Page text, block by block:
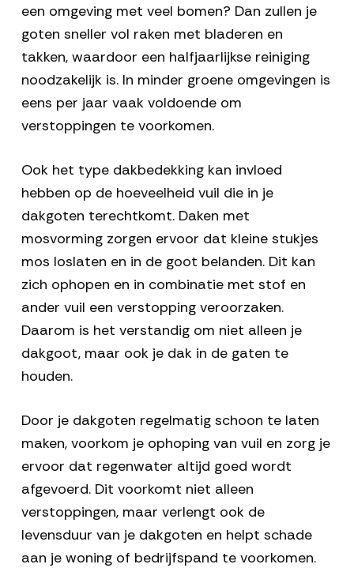
een omgeving met veel bomen? Dan zullen je
goten sneller vol raken met bladeren en
takken, waardoor een halfjaarlijkse reiniging
noodzakelijk is. In minder groene omgevingen is
eens per jaar vaak voldoende om
verstoppingen te voorkomen.
Ook het type dakbedekking kan invloed
hebben op de hoeveelheid vuil die in je
dakgoten terechtkomt. Daken met
mosvorming zorgen ervoor dat kleine stukjes
mos loslaten en in de goot belanden. Dit kan
zich ophopen en in combinatie met stof en
ander vuil een verstopping veroorzaken.
Daarom is het verstandig om niet alleen je
dakgoot, maar ook je dak in de gaten te
houden.
Door je dakgoten regelmatig schoon te laten
maken, voorkom je ophoping van vuil en zorg je
ervoor dat regenwater altijd goed wordt
afgevoerd. Dit voorkomt niet alleen
verstoppingen, maar verlengt ook de
levensduur van je dakgoten en helpt schade
aan je woning of bedrijfspand te voorkomen.